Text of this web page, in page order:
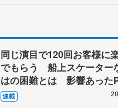
同じ演目で120回お客様に
でもらう 船上スケーター
はの困難とは 影響あった
キャプテン松永さんの存在
連載